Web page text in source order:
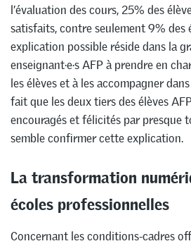
l’évaluation des cours, 25% des
satisfaits, contre seulement 9% des
explication possible réside dans la
enseignant·e·s AFP à prendre en
les élèves et à les accompagner
fait que les deux tiers des élèves
encouragés et félicités par presque
semble confirmer cette explication.
La transformation
écoles professionnelles
Concernant les conditions-cadres